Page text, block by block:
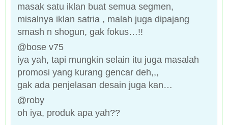
masak satu iklan buat semua segmen,
misalnya iklan satria , malah juga dipajang
smash n shogun, gak fokus…!!
@bose v75
iya yah, tapi mungkin selain itu juga masalah
promosi yang kurang gencar deh,,,
gak ada penjelasan desain juga kan…
@roby
oh iya, produk apa yah??